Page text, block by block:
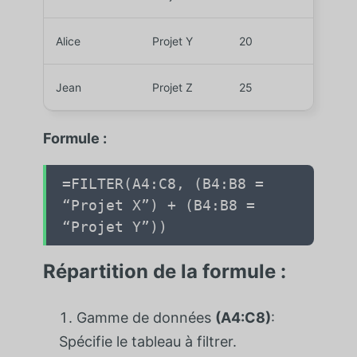
Alice Projet Y 20
Jean Projet Z 25
Formule :
=FILTER(A4:C8, (B4:B8 =
“Projet X”) + (B4:B8 =
“Projet Y”))
Répartition de la formule :
Gamme de données (A4:C8):
Spécifie le tableau à filtrer.